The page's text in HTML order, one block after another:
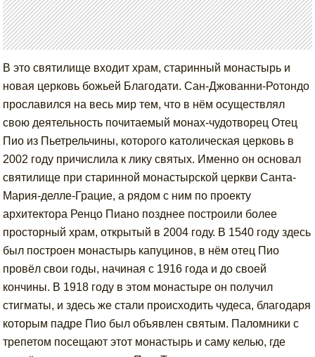
В это святилище входит храм, старинный монастырь и
новая церковь божьей Благодати. Сан-Джованни-Ротондо
прославился на весь мир тем, что в нём осуществлял
свою деятельность почитаемый монах-чудотворец Отец
Пио из Пьетрельчины, которого католическая церковь в
2002 году причислила к лику святых. Именно он основал
святилище при старинной монастырской церкви Санта-
Мария-делле-Грацие, а рядом с ним по проекту
архитектора Ренцо Пиано позднее построили более
просторный храм, открытый в 2004 году. В 1540 году здесь
был построен монастырь капуцинов, в нём отец Пио
провёл свои годы, начиная с 1916 года и до своей
кончины. В 1918 году в этом монастыре он получил
стигматы, и здесь же стали происходить чудеса, благодаря
которым падре Пио был объявлен святым. Паломники с
трепетом посещают этот монастырь и саму келью, где